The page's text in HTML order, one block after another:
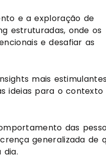
e a exploração de
estruturadas, onde os
e desafiar as
mais
ideias para o contexto
das
generalizada de
dia.